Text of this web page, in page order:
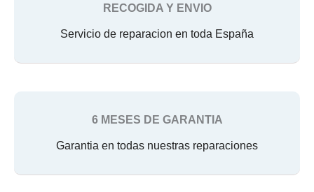
RECOGIDA Y ENVIO
Servicio de reparacion en toda España
6 MESES DE GARANTIA
Garantia en todas nuestras reparaciones